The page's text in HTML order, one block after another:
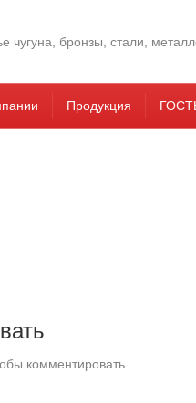
Продукция
комментировать.